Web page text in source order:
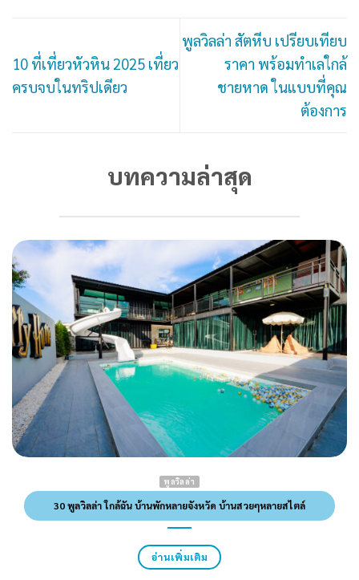
10 ที่เที่ยวหัวหิน 2025 เที่ยว
ครบจบในทริปเดียว
พูลวิลล่า สัตหีบ เปรียบเทียบ
ราคา พร้อมทำเลใกล้
ชายหาด ในแบบที่คุณ
ต้องการ
บทความล่าสุด
พูลวิลล่า
30 พูลวิลล่า ใกล้ฉัน บ้านพักหลายจังหวัด บ้านสวยๆหลายสไตล์
อ่านเพิ่มเติม